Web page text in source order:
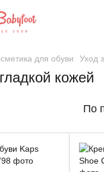
для обуви Уход
кожей
По